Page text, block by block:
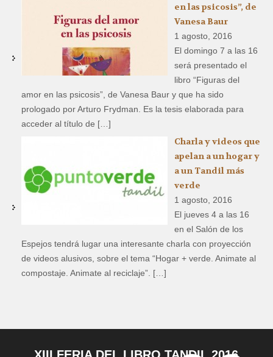
en las psicosis”, de
Vanesa Baur
1 agosto, 2016
El domingo 7 a las 16
será presentado el
libro “Figuras del
amor en las psicosis”, de Vanesa Baur y que ha sido
prologado por Arturo Frydman. Es la tesis elaborada para
acceder al título de […]
Charla y videos que
apelan a un hogar y
a un Tandil más
verde
1 agosto, 2016
El jueves 4 a las 16
en el Salón de los
Espejos tendrá lugar una interesante charla con proyección
de videos alusivos, sobre el tema “Hogar + verde. Animate al
compostaje. Animate al reciclaje”. […]
XIII FERIA DEL LIBRO TANDIL 2016